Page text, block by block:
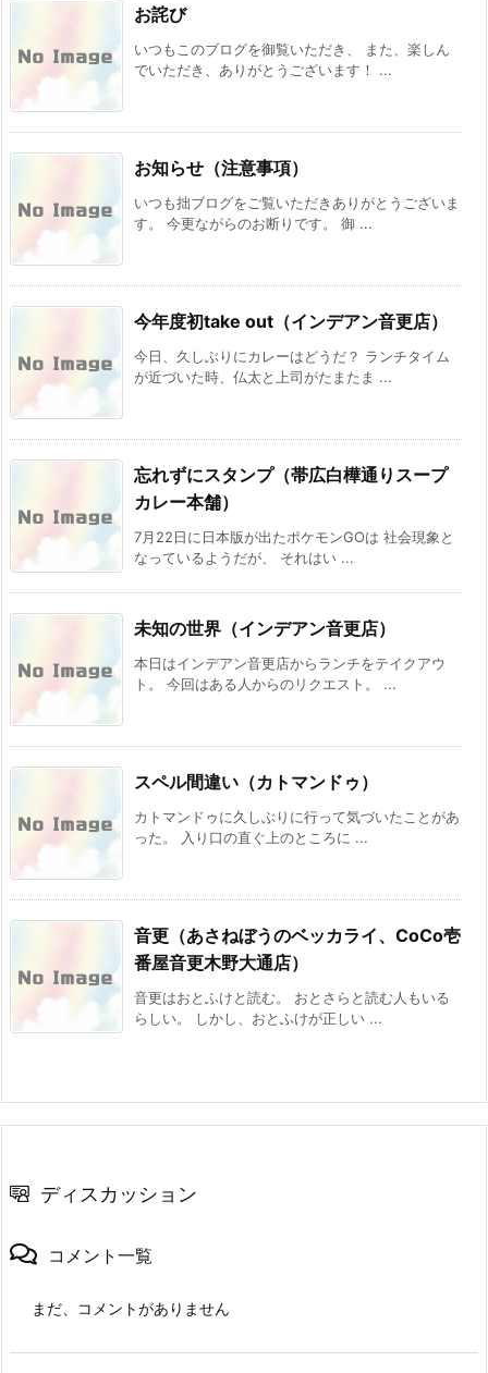
お詫び
いつもこのブログを御覧いただき、 また、楽しん
でいただき、ありがとうございます！ ...
お知らせ（注意事項）
いつも拙ブログをご覧いただきありがとうございま
す。 今更ながらのお断りです。 御 ...
今年度初take out（インデアン音更店）
今日、久しぶりにカレーはどうだ？ ランチタイム
が近づいた時、仏太と上司がたまたま ...
忘れずにスタンプ（帯広白樺通りスープ
カレー本舗）
7月22日に日本版が出たポケモンGOは 社会現象と
なっているようだが、 それはい ...
未知の世界（インデアン音更店）
本日はインデアン音更店からランチをテイクアウ
ト。 今回はある人からのリクエスト。 ...
スペル間違い（カトマンドゥ）
カトマンドゥに久しぶりに行って気づいたことがあ
った。 入り口の直ぐ上のところに ...
音更（あさねぼうのベッカライ、CoCo壱
番屋音更木野大通店）
音更はおとふけと読む。 おとさらと読む人もいる
らしい。 しかし、おとふけが正しい ...
ディスカッション
コメント一覧
まだ、コメントがありません